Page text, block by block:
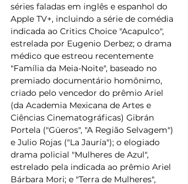
séries faladas em inglês e espanhol do
Apple TV+, incluindo a série de comédia
indicada ao Critics Choice "Acapulco",
estrelada por Eugenio Derbez; o drama
médico que estreou recentemente
"Família da Meia-Noite", baseado no
premiado documentário homônimo,
criado pelo vencedor do prêmio Ariel
(da Academia Mexicana de Artes e
Ciências Cinematográficas) Gibrán
Portela ("Güeros", "A Região Selvagem")
e Julio Rojas ("La Jauría"); o elogiado
drama policial "Mulheres de Azul",
estrelado pela indicada ao prêmio Ariel
Bárbara Mori; e "Terra de Mulheres",